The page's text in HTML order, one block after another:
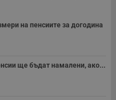
на пенсиите за догодина
ще бъдат намалени, ако...